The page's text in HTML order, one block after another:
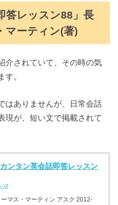
答レッスン88 」長
マーティン(著)
介されていて、その時の気
す。
はありませんが、日常会話
現が、短い文で掲載されて
ンタン英会話即答レッスン
マス・マーティン アスク 2012-